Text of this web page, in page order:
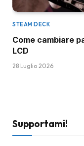
STEAM DECK
Come cambiare
LCD
28 Luglio 2026
Supportami!